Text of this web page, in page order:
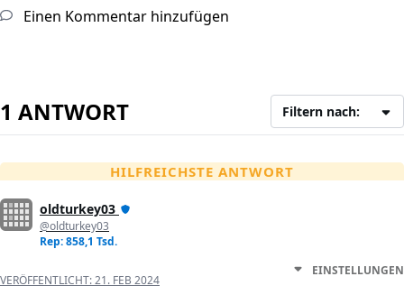
Einen Kommentar hinzufügen
1 ANTWORT Filtern nach:
HILFREICHSTE ANTWORT
oldturkey03
@oldturkey03
Rep: 858,1 Tsd.
VERÖFFENTLICHT:21. FEB 2024
EINSTELLUNGEN